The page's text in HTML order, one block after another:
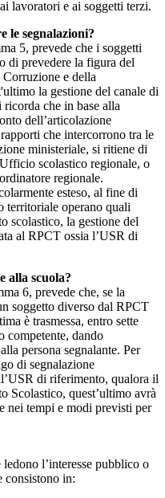
lavoratori e ai soggetti terzi.
le segnalazioni?
5, prevede che i soggetti
di prevedere la figura del
e della
la gestione del canale di
che in base alla
dell’articolazione
che intercorrono tra le
ministeriale, si ritiene di
scolastico regionale, o
regionale.
esteso, al fine di
territoriale operano quali
scolastico, la gestione del
al RPCT ossia l’USR di
alla scuola?
6, prevede che, se la
soggetto diverso dal RPCT
è trasmessa, entro sette
competente, dando
persona segnalante. Per
di segnalazione
di riferimento, qualora il
Scolastico, quest’ultimo avrà
nei tempi e modi previsti per
l’interesse pubblico o
consistono in: